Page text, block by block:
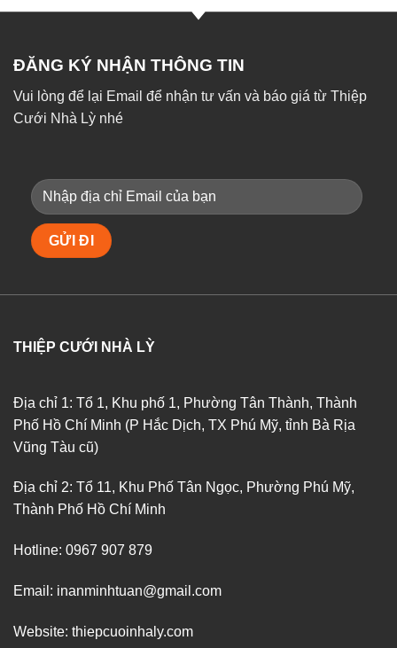
ĐĂNG KÝ NHẬN THÔNG TIN
Vui lòng để lại Email để nhận tư vấn và báo giá từ Thiệp
Cưới Nhà Lỳ nhé
THIỆP CƯỚI NHÀ LỲ
Địa chỉ 1: Tổ 1, Khu phố 1, Phường Tân Thành, Thành
Phố Hồ Chí Minh (P Hắc Dịch, TX Phú Mỹ, tỉnh Bà Rịa
Vũng Tàu cũ)
Địa chỉ 2: Tổ 11, Khu Phố Tân Ngọc, Phường Phú Mỹ,
Thành Phố Hồ Chí Minh
Hotline: 0967 907 879
Email: inanminhtuan@gmail.com
Website: thiepcuoinhaly.com